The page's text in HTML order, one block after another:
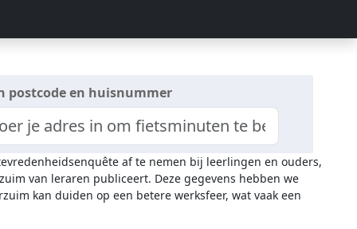
postcode en huisnummer
af te nemen bij leerlingen en ouders,
van leraren publiceert. Deze gegevens hebben we
kan duiden op een betere werksfeer, wat vaak een